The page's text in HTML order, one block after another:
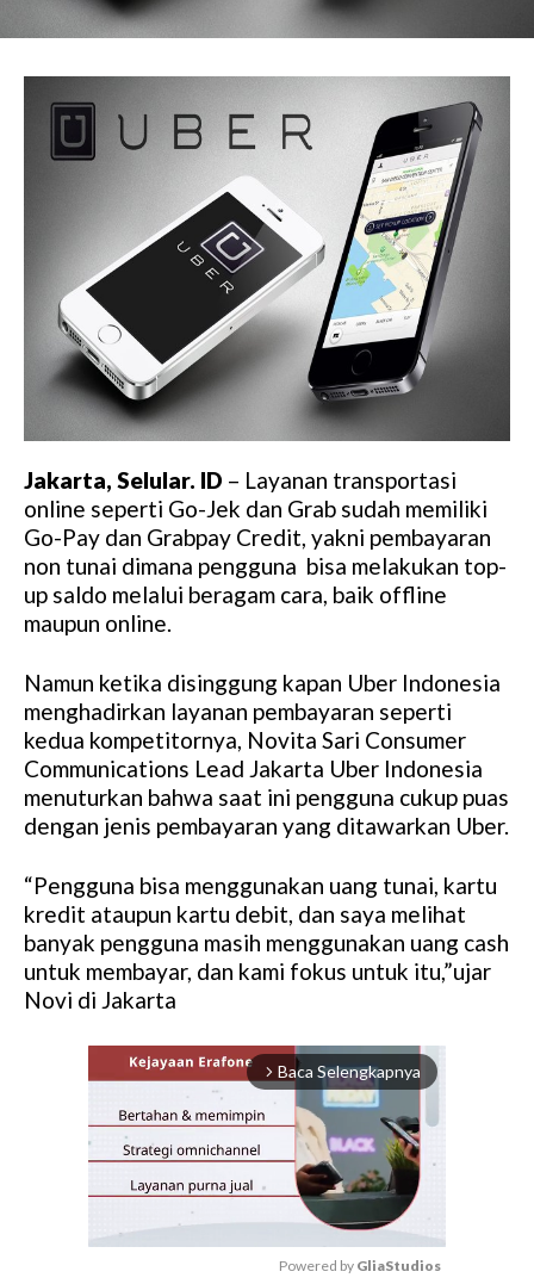
Jakarta, Selular. ID – Layanan transportasi
online seperti Go-Jek dan Grab sudah memiliki
Go-Pay dan Grabpay Credit, yakni pembayaran
non tunai dimana pengguna bisa melakukan top-
up saldo melalui beragam cara, baik offline
maupun online.
Namun ketika disinggung kapan Uber Indonesia
menghadirkan layanan pembayaran seperti
kedua kompetitornya, Novita Sari Consumer
Communications Lead Jakarta Uber Indonesia
menuturkan bahwa saat ini pengguna cukup puas
dengan jenis pembayaran yang ditawarkan Uber.
“Pengguna bisa menggunakan uang tunai, kartu
kredit ataupun kartu debit, dan saya melihat
banyak pengguna masih menggunakan uang cash
untuk membayar, dan kami fokus untuk itu,”ujar
Novi di Jakarta
arrow_forward_ios Baca Selengkapnya
Powered by GliaStudios